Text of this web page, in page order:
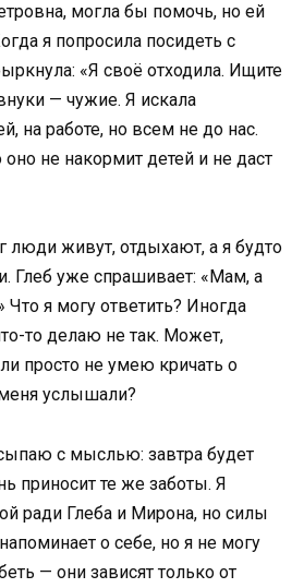
могла бы помочь, но ей
я попросила посидеть с
«Я своё отходила. Ищите
— чужие. Я искала
на работе, но всем не до нас.
не накормит детей и не даст
люди живут, отдыхают, а я будто
Глеб уже спрашивает: «Мам, а
я могу ответить? Иногда
то делаю не так. Может,
просто не умею кричать о
услышали?
с мыслью: завтра будет
приносит те же заботы. Я
ради Глеба и Мирона, но силы
о себе, но я не могу
— они зависят только от